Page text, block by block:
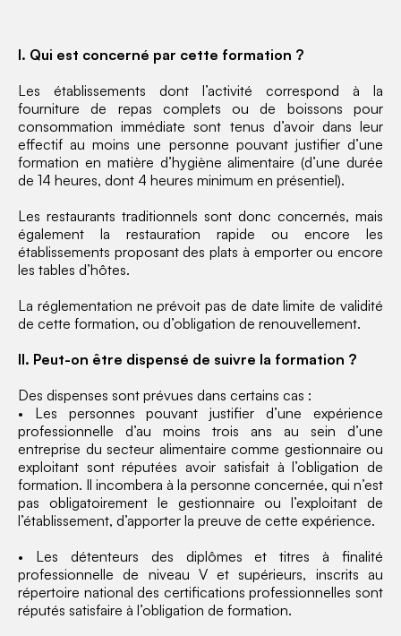
I. Qui est concerné par cette formation ?
Les établissements dont l’activité correspond à la
fourniture de repas complets ou de boissons pour
consommation immédiate sont tenus d’avoir dans leur
effectif au moins une personne pouvant justifier d’une
formation en matière d’hygiène alimentaire (d’une durée
de 14 heures, dont 4 heures minimum en présentiel).
Les restaurants traditionnels sont donc concernés, mais
également la restauration rapide ou encore les
établissements proposant des plats à emporter ou encore
les tables d’hôtes.
La réglementation ne prévoit pas de date limite de validité
de cette formation, ou d’obligation de renouvellement.
II. Peut-on être dispensé de suivre la formation ?
Des dispenses sont prévues dans certains cas :
• Les personnes pouvant justifier d’une expérience
professionnelle d’au moins trois ans au sein d’une
entreprise du secteur alimentaire comme gestionnaire ou
exploitant sont réputées avoir satisfait à l’obligation de
formation. Il incombera à la personne concernée, qui n’est
pas obligatoirement le gestionnaire ou l’exploitant de
l’établissement, d’apporter la preuve de cette expérience.
• Les détenteurs des diplômes et titres à finalité
professionnelle de niveau V et supérieurs, inscrits au
répertoire national des certifications professionnelles sont
réputés satisfaire à l’obligation de formation.